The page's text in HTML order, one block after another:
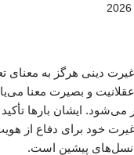
غیرت دینی هرگز به معنای
و بصیرت معنا
ایشان بارها تأکید
خود برای دفاع از
نسل‌های پیشین است.